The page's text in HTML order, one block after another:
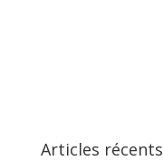
Articles récents